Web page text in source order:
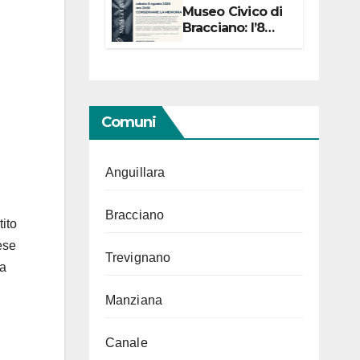
Museo Civico di
Bracciano: l’8
Comuni
Anguillara
Bracciano
Trevignano
Manziana
Canale